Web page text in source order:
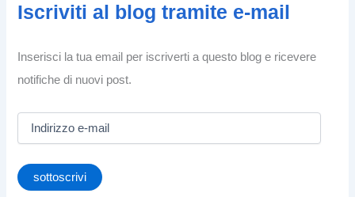
Iscriviti al blog tramite e-mail
Inserisci la tua email per iscriverti a questo blog e ricevere
notifiche di nuovi post.
i
r
sottoscrivi